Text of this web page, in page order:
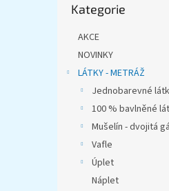
kategorie
Kategorie
AKCE
NOVINKY
LÁTKY - METRÁŽ
Jednobarevné
100 % bavlněné
Mušelín - dvojitá
Vafle
Úplet
Náplet